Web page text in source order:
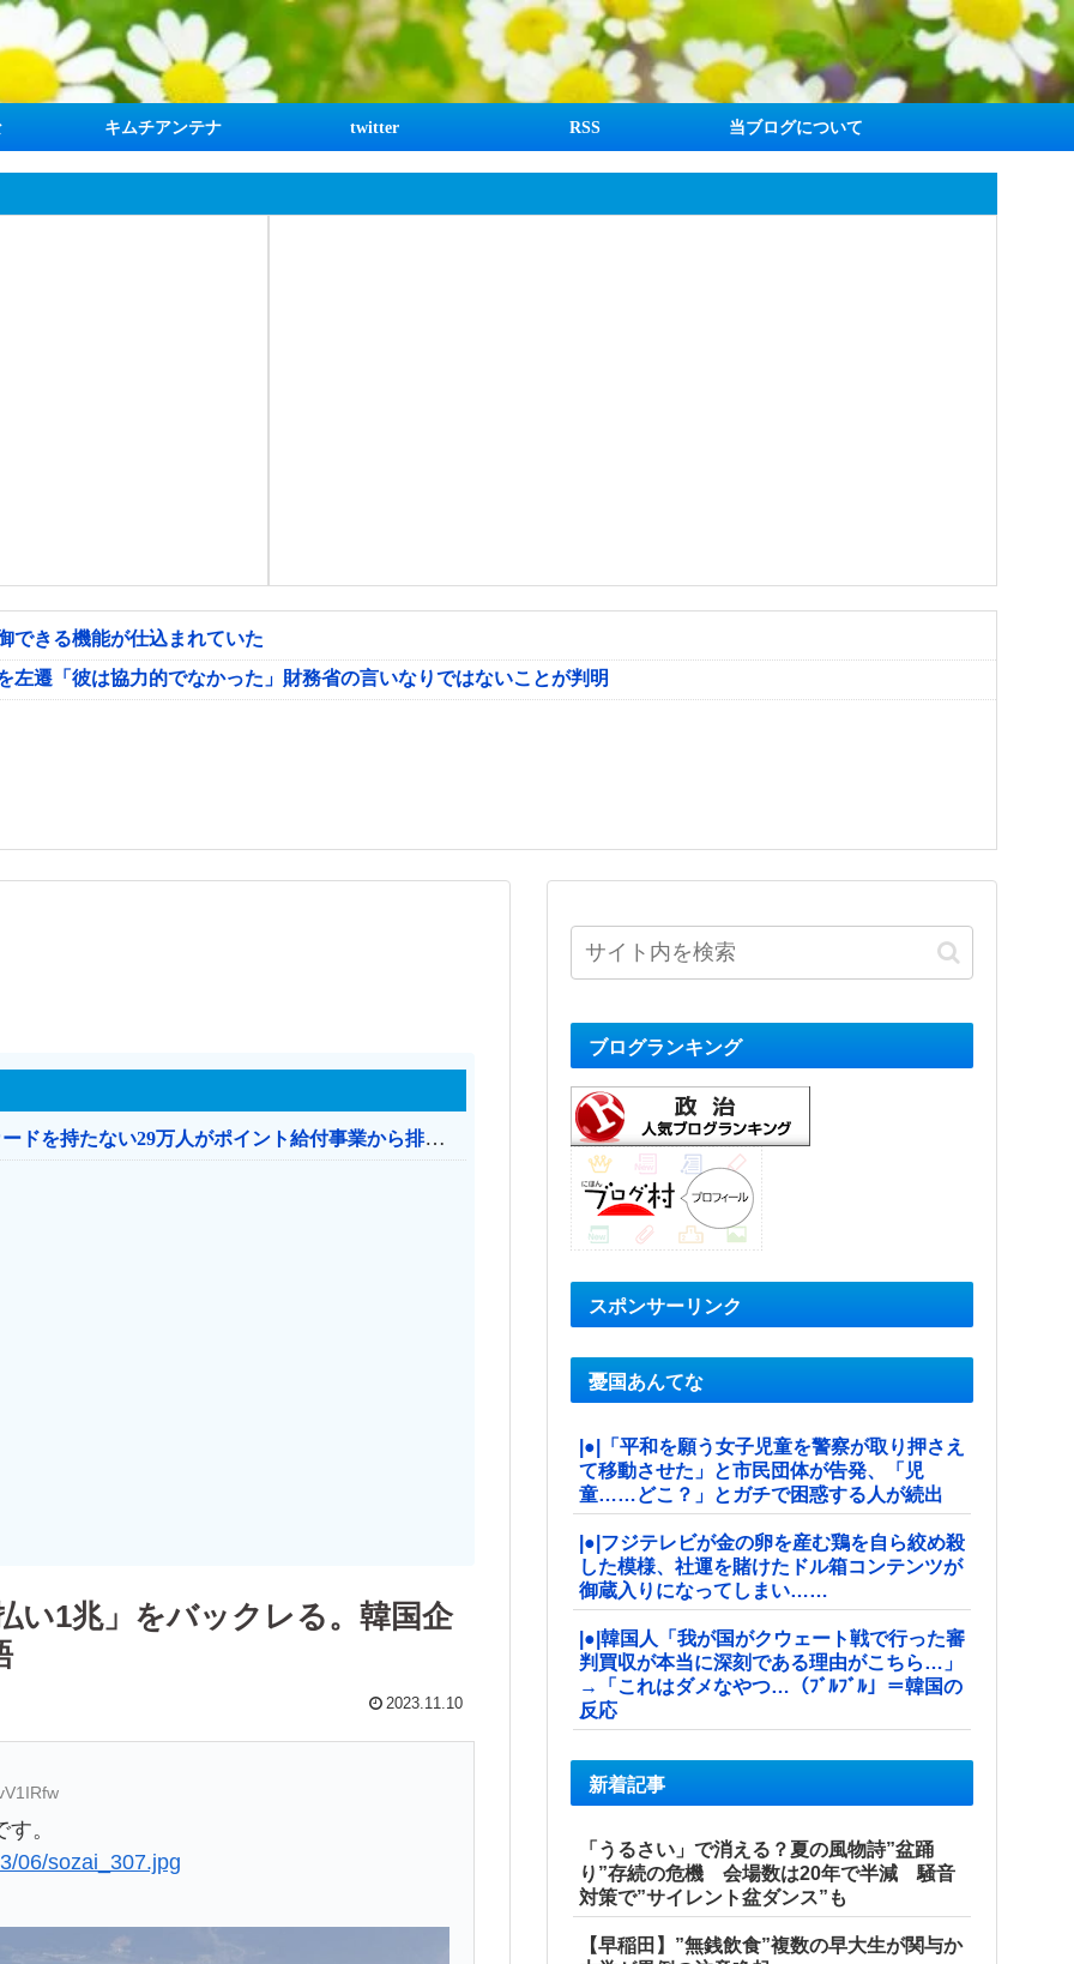
キムチアンテナ twitter RSS 当ブログについて
できる機能が仕込まれていた
遷「彼は協力的でなかった」財務省の言いなりではないことが判明
共産党「これは酷い…京都市でマイナンバーカードを持たない29万人がポイント給付事業から排除された」
い1兆」をバックレる。韓国企
2023.11.10
。
06/sozai_307.jpg
ブログランキング
スポンサーリンク
憂国あんてな
|●|「平和を願う女子児童を警察が取り押さえ
て移動させた」と市民団体が告発、「児
童……どこ？」とガチで困惑する人が続出
|●|フジテレビが金の卵を産む鶏を自ら絞め殺
した模様、社運を賭けたドル箱コンテンツが
御蔵入りになってしまい……
|●|韓国人「我が国がクウェート戦で行った審
判買収が本当に深刻である理由がこちら…」
→「これはダメなやつ…（ﾌﾞﾙﾌﾞﾙ」＝韓国の
反応
新着記事
「うるさい」で消える？夏の風物詩”盆踊
り”存続の危機 会場数は20年で半減 騒音
対策で”サイレント盆ダンス”も
【早稲田】”無銭飲食”複数の早大生が関与か